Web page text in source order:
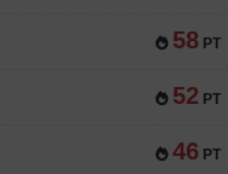
58 PT
52 PT
46 PT